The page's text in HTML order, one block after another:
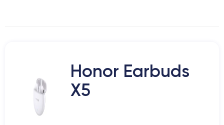
Honor Earbuds
X5